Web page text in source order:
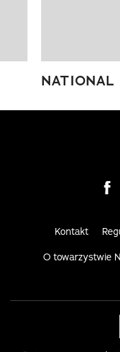
NATIONAL
Kontakt
O towarzystwie